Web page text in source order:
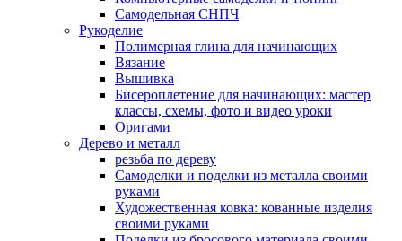
Самодельная СНПЧ
Рукоделие
Полимерная глина для начинающих
Вязание
Вышивка
Бисероплетение для начинающих: мастер
классы, схемы, фото и видео уроки
Оригами
Дерево и металл
резьба по дереву
Самоделки и поделки из металла своими
руками
Художественная ковка: кованные изделия
своими руками